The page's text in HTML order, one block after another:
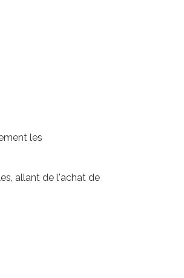
les
allant de l'achat de